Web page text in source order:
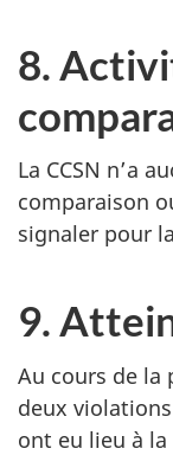
8.
La CCSN n’a
comparaison
signaler pour
9.
Au cours de la
deux
ont eu lieu à la